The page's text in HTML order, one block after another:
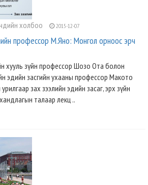
холбоо 2015-12-07
профессор М.Яно: Монгол орноос эрч
хууль зүйн профессор Шозо Ота болон
эдийн засгийн ухааны профессор Макото
зах зээлийн эдийн засаг, эрх зүйн
талаар лекц ..